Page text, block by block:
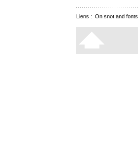
Liens : On snot and fonts